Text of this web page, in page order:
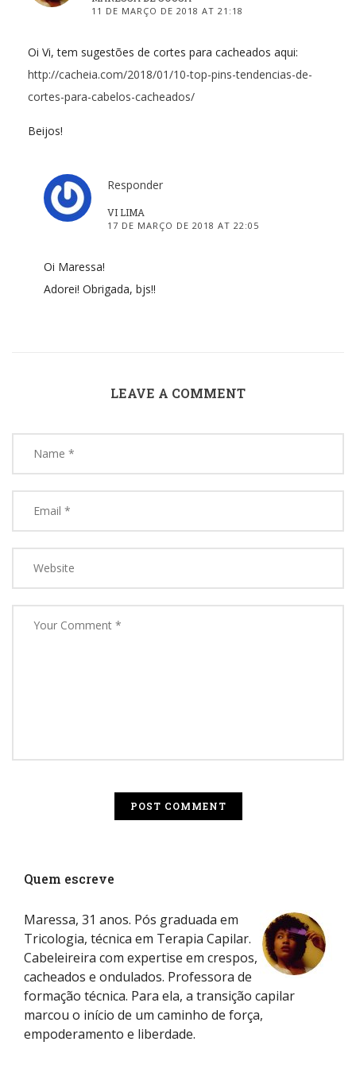
11 DE MARÇO DE 2018 AT 21:18
Oi Vi, tem sugestões de cortes para cacheados aqui:
http://cacheia.com/2018/01/10-top-pins-tendencias-de-
cortes-para-cabelos-cacheados/
Beijos!
Responder
VI LIMA
17 DE MARÇO DE 2018 AT 22:05
Oi Maressa!
Adorei! Obrigada, bjs!!
LEAVE A COMMENT
Quem escreve
Maressa, 31 anos. Pós graduada em
Tricologia, técnica em Terapia Capilar.
Cabeleireira com expertise em crespos,
cacheados e ondulados. Professora de
formação técnica. Para ela, a transição capilar
marcou o início de um caminho de força,
empoderamento e liberdade.